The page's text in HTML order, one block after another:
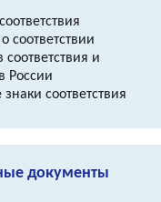
соответствии
и
России
соответствия
документы